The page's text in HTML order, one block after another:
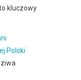
kluczowy
Polski